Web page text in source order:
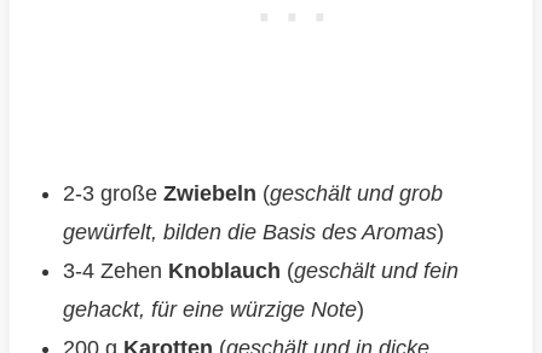
2-3 große Zwiebeln (geschält und grob
gewürfelt, bilden die Basis des Aromas)
3-4 Zehen Knoblauch (geschält und fein
gehackt, für eine würzige Note)